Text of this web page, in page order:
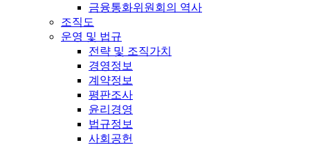
금융통화위원회의 역사
조직도
운영 및 법규
전략 및 조직가치
경영정보
계약정보
평판조사
윤리경영
법규정보
사회공헌